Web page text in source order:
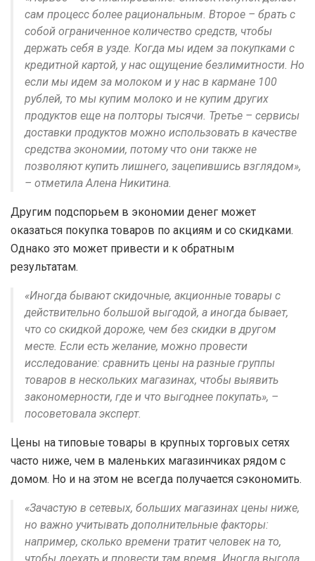
сам процесс более рациональным. Второе – брать с
собой ограниченное количество средств, чтобы
держать себя в узде. Когда мы идем за покупками с
кредитной картой, у нас ощущение безлимитности. Но
если мы идем за молоком и у нас в кармане 100
рублей, то мы купим молоко и не купим других
продуктов еще на полторы тысячи. Третье – сервисы
доставки продуктов можно использовать в качестве
средства экономии, потому что они также не
позволяют купить лишнего, зацепившись взглядом»,
– отметила Алена Никитина.
Другим подспорьем в экономии денег может
оказаться покупка товаров по акциям и со скидками.
Однако это может привести и к обратным
результатам.
«Иногда бывают скидочные, акционные товары с
действительно большой выгодой, а иногда бывает,
что со скидкой дороже, чем без скидки в другом
месте. Если есть желание, можно провести
исследование: сравнить цены на разные группы
товаров в нескольких магазинах, чтобы выявить
закономерности, где и что выгоднее покупать», –
посоветовала эксперт.
Цены на типовые товары в крупных торговых сетях
часто ниже, чем в маленьких магазинчиках рядом с
домом. Но и на этом не всегда получается сэкономить.
«Зачастую в сетевых, больших магазинах цены ниже,
но важно учитывать дополнительные факторы:
например, сколько времени тратит человек на то,
чтобы доехать и провести там время. Иногда выгода